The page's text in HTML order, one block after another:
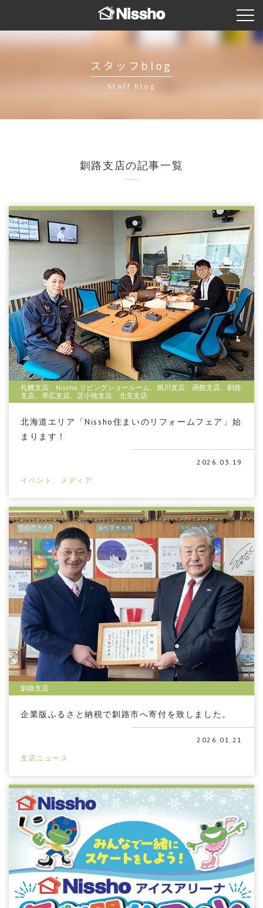
スタッフblog
Staff blog
釧路支店の記事一覧
札幌支店、Nissho リビングショールーム、旭川支店、函館支店、釧路
支店、帯広支店、苫小牧支店、北見支店
北海道エリア「Nissho住まいのリフォームフェア」始
まります！
2026.03.19
イベント、メディア
釧路支店
企業版ふるさと納税で釧路市へ寄付を致しました。
2026.01.21
支店ニュース